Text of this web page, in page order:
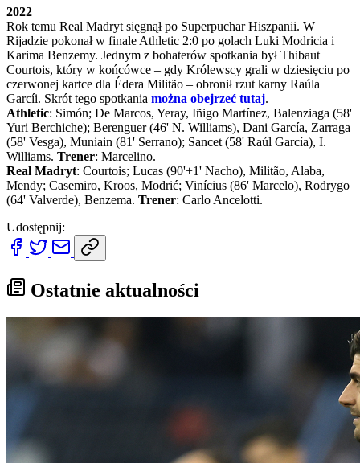
2022
Rok temu Real Madryt sięgnął po Superpuchar Hiszpanii. W
Rijadzie pokonał w finale Athletic 2:0 po golach Luki Modricia i
Karima Benzemy. Jednym z bohaterów spotkania był Thibaut
Courtois, który w końcówce – gdy Królewscy grali w dziesięciu po
czerwonej kartce dla Édera Militão – obronił rzut karny Raúla
Garcíi. Skrót tego spotkania można obejrzeć tutaj.
Athletic: Simón; De Marcos, Yeray, Iñigo Martínez, Balenziaga (58'
Yuri Berchiche); Berenguer (46' N. Williams), Dani García, Zarraga
(58' Vesga), Muniain (81' Serrano); Sancet (58' Raúl García), I.
Williams. Trener: Marcelino.
Real Madryt: Courtois; Lucas (90'+1' Nacho), Militão, Alaba,
Mendy; Casemiro, Kroos, Modrić; Vinícius (86' Marcelo), Rodrygo
(64' Valverde), Benzema. Trener: Carlo Ancelotti.
Udostępnij:
Ostatnie aktualności